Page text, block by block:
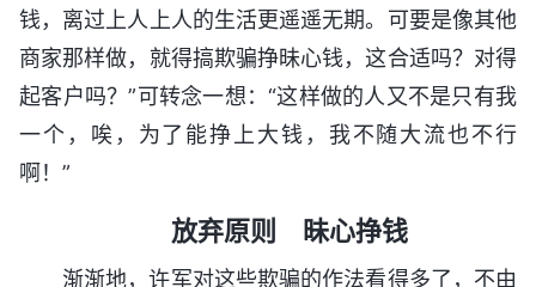
钱，离过上人上人的生活更遥遥无期。可要是像其他
商家那样做，就得搞欺骗挣昧心钱，这合适吗？对得
起客户吗？”可转念一想：“这样做的人又不是只有我
一个，唉，为了能挣上大钱，我不随大流也不行
啊！”
放弃原则 昧心挣钱
渐渐地，许军对这些欺骗的作法看得多了，不由